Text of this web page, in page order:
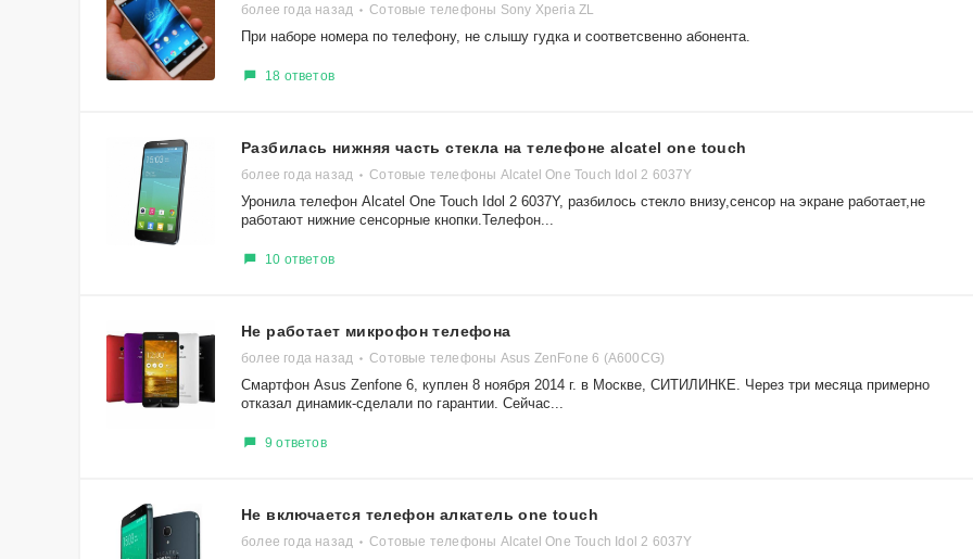
более года назад Сотовые телефоны Sony Xperia ZL
При наборе номера по телефону, не слышу гудка и соответсвенно абонента.
18 ответов
Разбилась нижняя часть стекла на телефоне alcatel one touch
более года назад Сотовые телефоны Alcatel One Touch Idol 2 6037Y
Уронила телефон Alcatel One Touch Idol 2 6037Y, разбилось стекло внизу,сенсор на экране работает,не
работают нижние сенсорные кнопки.Телефон...
10 ответов
Не работает микрофон телефона
более года назад Сотовые телефоны Asus ZenFone 6 (A600CG)
Смартфон Asus Zenfone 6, куплен 8 ноября 2014 г. в Москве, СИТИЛИНКЕ. Через три месяца примерно
отказал динамик-сделали по гарантии. Сейчас...
9 ответов
Не включается телефон алкатель one touch
более года назад Сотовые телефоны Alcatel One Touch Idol 2 6037Y